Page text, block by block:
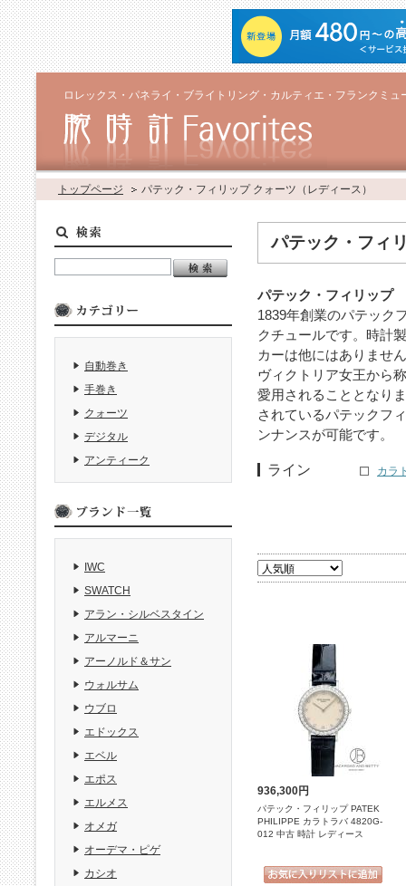
ロレックス・パネライ・ブライトリング・カルティエ・フランクミ
トップページ パテック・フィリップ クォーツ（レディース）
パテック・フィ
パテック・フィリップ
1839年創業のパテック
クチュールです。時計
カーは他にはありませ
ヴィクトリア女王から
愛用されることとなり
されているパテックフ
ンナンスが可能です。
ライン カラ
936,300円
パテック・フィリップ PATEK
PHILIPPE カラトラバ 4820G-
012 中古 時計 レディース
自動巻き
手巻き
クォーツ
デジタル
アンティーク
IWC
SWATCH
アラン・シルベスタイン
アルマーニ
アーノルド＆サン
ウォルサム
ウブロ
エドックス
エベル
エポス
エルメス
オメガ
オーデマ・ピゲ
カシオ